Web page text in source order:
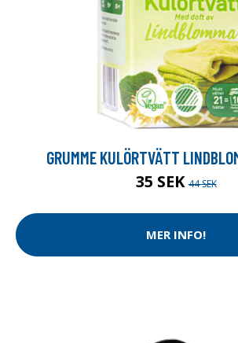
GRUMME KULÖRTVÄTT
35 SEK44 SEK
MER INFO!